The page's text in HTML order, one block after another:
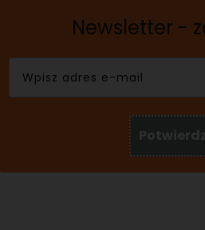
Newsletter -